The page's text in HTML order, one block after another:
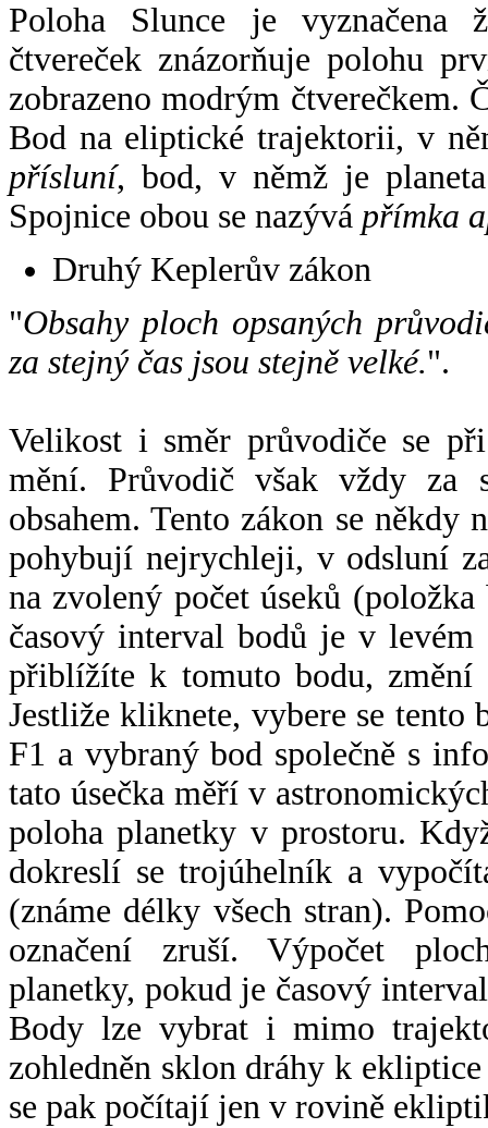
Poloha Slunce je vyznačena
čtvereček znázorňuje polohu
zobrazeno modrým čtverečkem.
Bod na eliptické trajektorii, v
přísluní, bod, v němž je
Spojnice obou se nazývá přímka
Druhý Keplerův zákon
"Obsahy ploch opsaných
za stejný čas jsou stejně velké.".
Velikost i směr průvodiče se
mění. Průvodič však vždy za
obsahem. Tento zákon se někdy
pohybují nejrychleji, v odsluní
na zvolený počet úseků
časový interval bodů je v
přiblížíte k tomuto bodu,
Jestliže kliknete, vybere se tento
F1 a vybraný bod společně s
tato úsečka měří v
poloha planetky v prostoru.
dokreslí se trojúhelník a
(známe délky všech stran).
označení zruší. Výpočet
planetky, pokud je časový
Body lze vybrat i mimo
zohledněn sklon dráhy k
se pak počítají jen v rovině